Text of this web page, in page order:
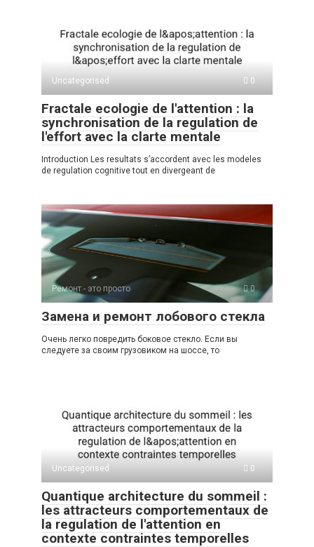
Uncategorised 0
Fractale ecologie de l'attention : la
synchronisation de la regulation de
l'effort avec la clarte mentale
Introduction Les resultats s’accordent avec les modeles
de regulation cognitive tout en divergeant de
Ремонт - это просто 0
Замена и ремонт лобового стекла
Очень легко повредить боковое стекло. Если вы
следуете за своим грузовиком на шоссе, то
Uncategorised 0
Quantique architecture du sommeil :
les attracteurs comportementaux de
la regulation de l'attention en
contexte contraintes temporelles